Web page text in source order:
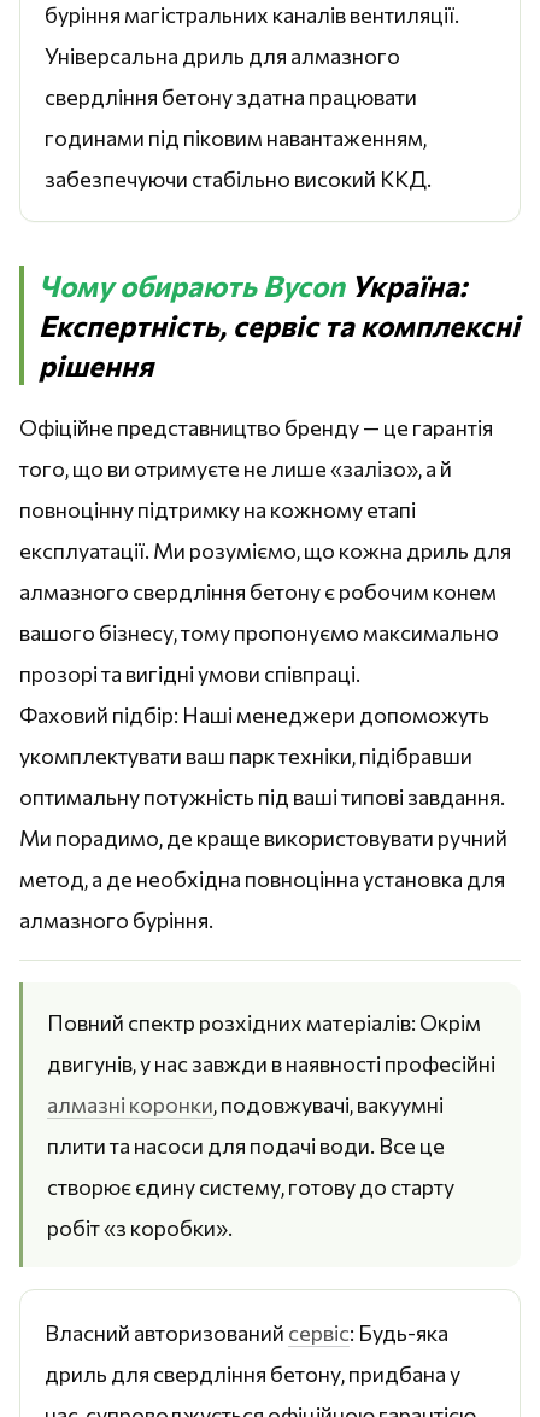
буріння магістральних каналів вентиляції.
Універсальна дриль для алмазного
свердління бетону здатна працювати
годинами під піковим навантаженням,
забезпечуючи стабільно високий ККД.
Чому обирають ByconУкраїна:
Експертність, сервіс та комплексні
рішення
Офіційне представництво бренду — це гарантія
того, що ви отримуєте не лише «залізо», а й
повноцінну підтримку на кожному етапі
експлуатації. Ми розуміємо, що кожна дриль для
алмазного свердління бетону є робочим конем
вашого бізнесу, тому пропонуємо максимально
прозорі та вигідні умови співпраці.
Фаховий підбір: Наші менеджери допоможуть
укомплектувати ваш парк техніки, підібравши
оптимальну потужність під ваші типові завдання.
Ми порадимо, де краще використовувати ручний
метод, а де необхідна повноцінна установка для
алмазного буріння.
Повний спектр розхідних матеріалів: Окрім
двигунів, у нас завжди в наявності професійні
алмазні коронки, подовжувачі, вакуумні
плити та насоси для подачі води. Все це
створює єдину систему, готову до старту
робіт «з коробки».
Власний авторизований сервіс: Будь-яка
дриль для свердління бетону, придбана у